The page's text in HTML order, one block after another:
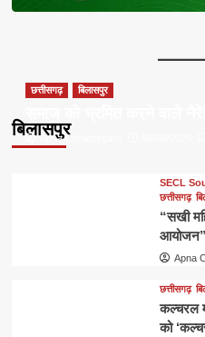
बिलासपुर
छत्तीसगढ़ बिलासपुर
Apna Chhattisgarh
SECL
छत्तीसगढ़
“सखी
आयोजन”
Apna
छत्तीसगढ़
कल्चरल
को